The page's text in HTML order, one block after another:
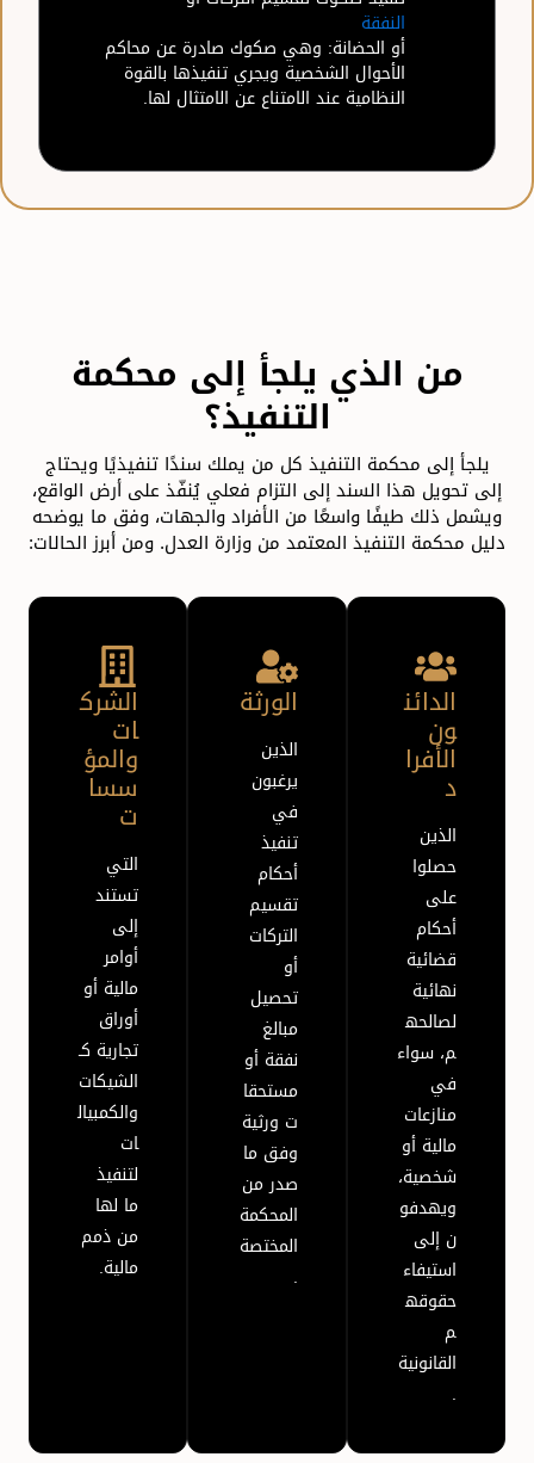
النفقة
أو الحضانة: وهي صكوك صادرة عن محاكم
الأحوال الشخصية ويجري تنفيذها بالقوة
النظامية عند الامتناع عن الامتثال لها.
من الذي يلجأ إلى محكمة
التنفيذ؟
يلجأ إلى محكمة التنفيذ كل من يملك سندًا تنفيذيًا ويحتاج
إلى تحويل هذا السند إلى التزام فعلي يُنفّذ على أرض الواقع،
ويشمل ذلك طيفًا واسعًا من الأفراد والجهات، وفق ما يوضحه
دليل محكمة التنفيذ المعتمد من وزارة العدل. ومن أبرز الحالات:
الدائن
ون
الأفرا
د
الذين
حصلوا
على
أحكام
قضائية
نهائية
لصالحه
م، سواء
في
منازعات
مالية أو
شخصية،
ويهدفو
ن إلى
استيفاء
حقوقه
م
القانونية
.
الورثة
الذين
يرغبون
في
تنفيذ
أحكام
تقسيم
التركات
أو
تحصيل
مبالغ
نفقة أو
مستحقا
ت ورثية
وفق ما
صدر من
المحكمة
المختصة
.
الشرك
ات
والمؤ
سسا
ت
التي
تستند
إلى
أوامر
مالية أو
أوراق
تجارية كـ
الشيكات
والكمبيال
ات
لتنفيذ
ما لها
من ذمم
مالية.